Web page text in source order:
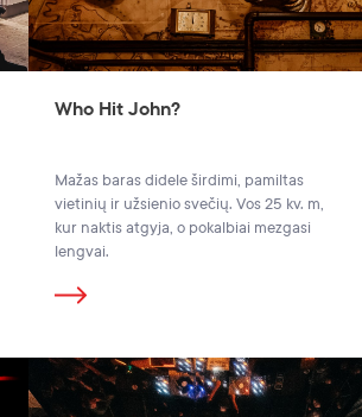
Who Hit John?
Mažas baras didele širdimi, pamiltas
vietinių ir užsienio svečių. Vos 25 kv. m,
kur naktis atgyja, o pokalbiai mezgasi
lengvai.